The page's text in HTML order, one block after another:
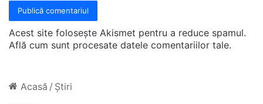
Acest site folosește Akismet pentru a reduce spamul.
Află cum sunt procesate datele comentariilor tale.